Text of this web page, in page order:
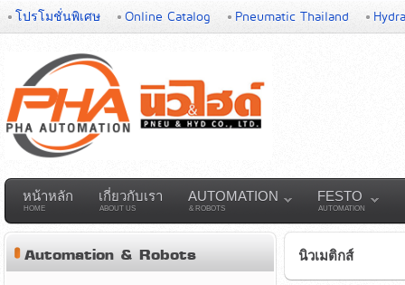
โปรโมชั่นพิเศษ Online Catalog Pneumatic Thailand
หน้าหลัก
HOME
เกี่ยวกับเรา
ABOUT US
AUTOMATION
& ROBOTS
FESTO
AUTOMATION
นิวเมติกส์
Automation & Robots